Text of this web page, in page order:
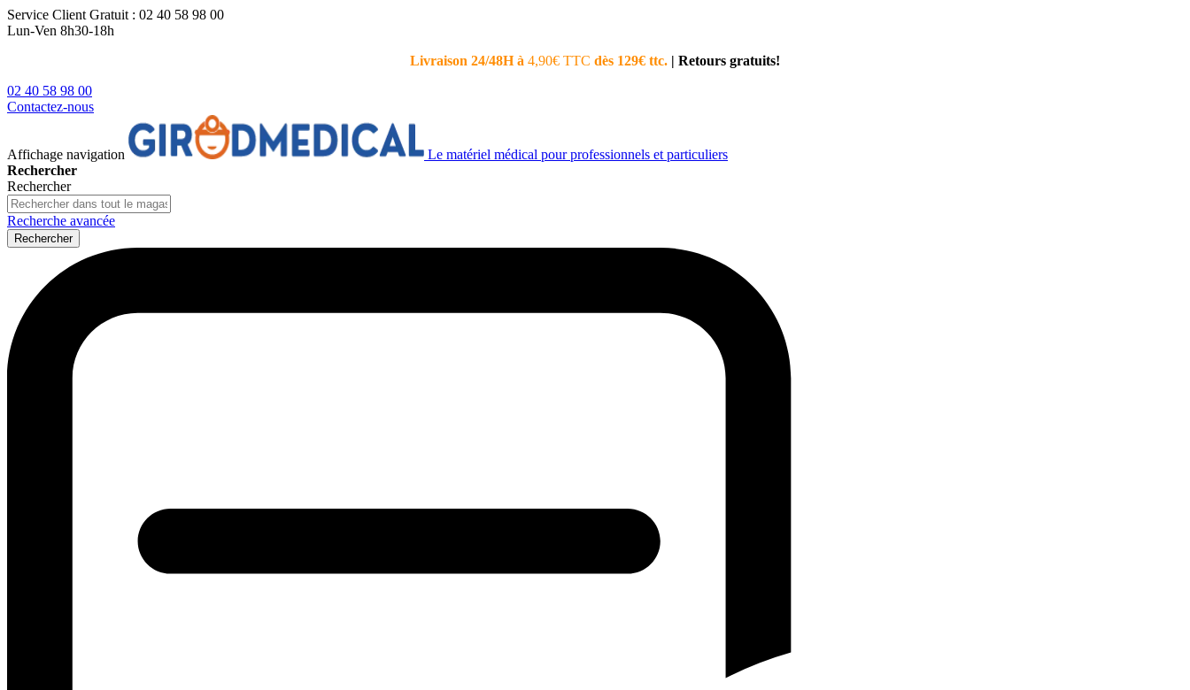
Service Client Gratuit : 02 40 58 98 00
Lun-Ven 8h30-18h
Livraison 24/48H à 4,90€ TTC dès 129€ ttc. | Retours gratuits!
02 40 58 98 00
Contactez-nous
Affichage navigation
Le matériel médical pour professionnels et particuliers
Rechercher
Rechercher
Recherche avancée
Rechercher